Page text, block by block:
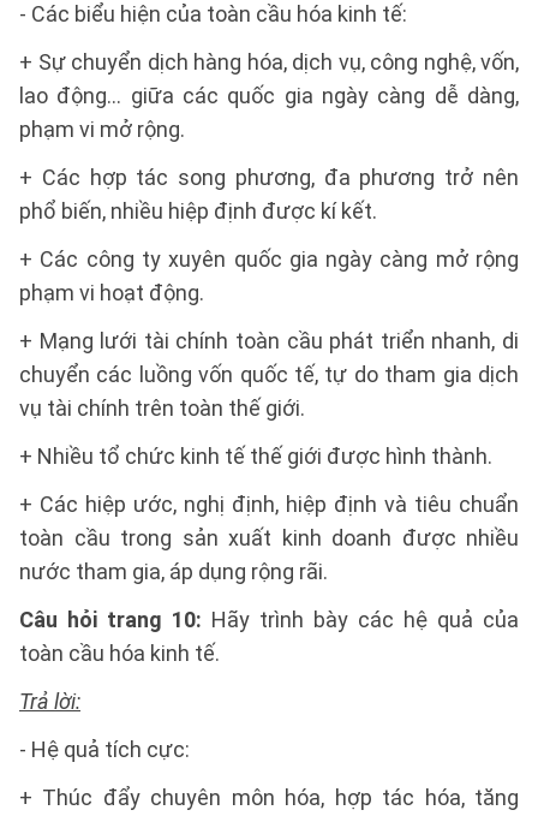
- Các biểu hiện của toàn cầu hóa kinh tế:
+ Sự chuyển dịch hàng hóa, dịch vụ, công nghệ, vốn,
lao động… giữa các quốc gia ngày càng dễ dàng,
phạm vi mở rộng.
+ Các hợp tác song phương, đa phương trở nên
phổ biến, nhiều hiệp định được kí kết.
+ Các công ty xuyên quốc gia ngày càng mở rộng
phạm vi hoạt động.
+ Mạng lưới tài chính toàn cầu phát triển nhanh, di
chuyển các luồng vốn quốc tế, tự do tham gia dịch
vụ tài chính trên toàn thế giới.
+ Nhiều tổ chức kinh tế thế giới được hình thành.
+ Các hiệp ước, nghị định, hiệp định và tiêu chuẩn
toàn cầu trong sản xuất kinh doanh được nhiều
nước tham gia, áp dụng rộng rãi.
Câu hỏi trang 10: Hãy trình bày các hệ quả của
toàn cầu hóa kinh tế.
Trả lời:
- Hệ quả tích cực:
+ Thúc đẩy chuyên môn hóa, hợp tác hóa, tăng